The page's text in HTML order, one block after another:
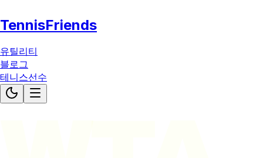
TennisFriends
유틸리티
블로그
테니스선수